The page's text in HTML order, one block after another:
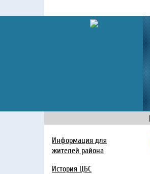
Информация для
жителей района
История ЦБС